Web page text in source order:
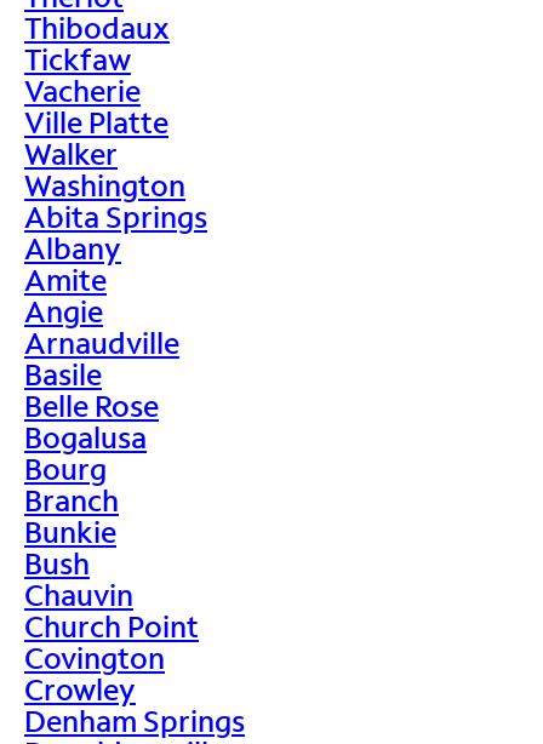
Thibodaux
Tickfaw
Vacherie
Ville Platte
Walker
Washington
Abita Springs
Albany
Amite
Angie
Arnaudville
Basile
Belle Rose
Bogalusa
Bourg
Branch
Bunkie
Bush
Chauvin
Church Point
Covington
Crowley
Denham Springs